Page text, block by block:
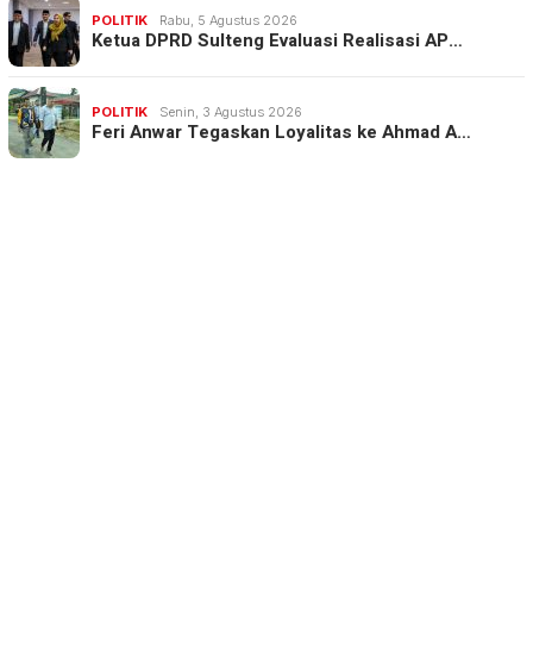
POLITIK Rabu, 5 Agustus 2026
Ketua DPRD Sulteng Evaluasi Realisasi AP…
POLITIK Senin, 3 Agustus 2026
Feri Anwar Tegaskan Loyalitas ke Ahmad A…